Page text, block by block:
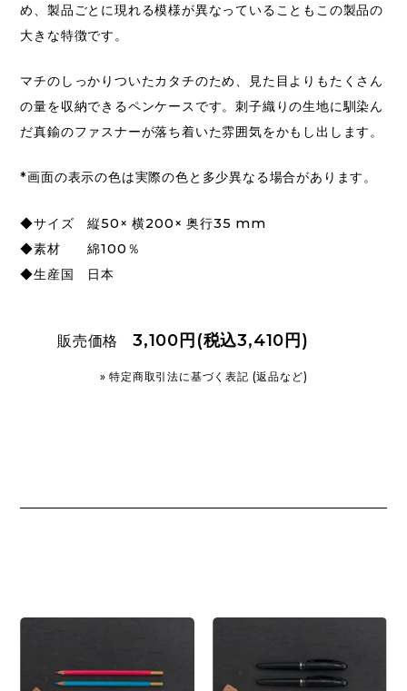
め、製品ごとに現れる模様が異なっていることもこの製品の
大きな特徴です。
マチのしっかりついたカタチのため、見た目よりもたくさん
の量を収納できるペンケースです。刺子織りの生地に馴染ん
だ真鍮のファスナーが落ち着いた雰囲気をかもし出します。
*画面の表示の色は実際の色と多少異なる場合があります。
◆サイズ 縦50× 横200× 奥行35 mm
◆素材 綿100％
◆生産国 日本
販売価格 3,100円(税込3,410円)
» 特定商取引法に基づく表記 (返品など)